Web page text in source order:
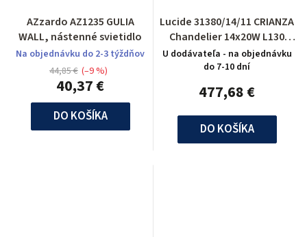
AZzardo AZ1235 GULIA
WALL, nástenné svietidlo
Na objednávku do 2-3 týždňov
40,37 €
44,85 € (–9 %)
DO KOŠÍKA
Lucide 31380/14/11 CRIANZA
Chandelier 14x20W L130
B60cm Chr
U dodávateľa - na objednávku
do 7-10 dní
477,68 €
DO KOŠÍKA